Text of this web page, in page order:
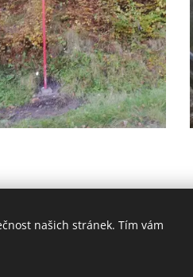
našich stránek. Tím vám